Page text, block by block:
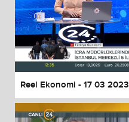
Reel Ekonomi - 17 03 2023